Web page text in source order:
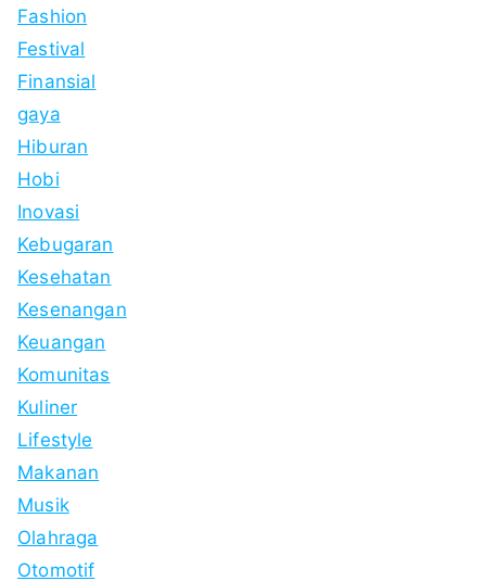
Fashion
Festival
Finansial
gaya
Hiburan
Hobi
Inovasi
Kebugaran
Kesehatan
Kesenangan
Keuangan
Komunitas
Kuliner
Lifestyle
Makanan
Musik
Olahraga
Otomotif